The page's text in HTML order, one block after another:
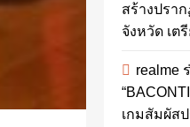
สร้างปรา
จังหวัด เต
realme
เกมสัมผัส